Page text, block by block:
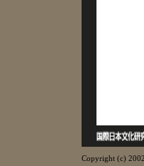
Copyright (c)